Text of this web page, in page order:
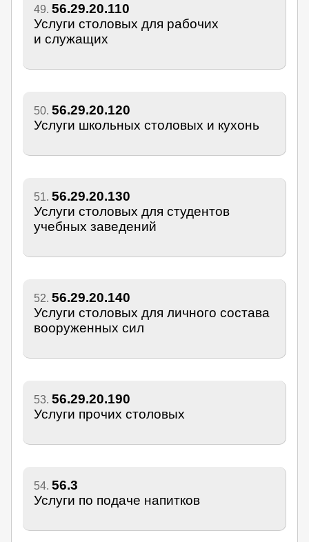
49. 56.29.20.110
Услуги столовых для рабочих
и служащих
50. 56.29.20.120
Услуги школьных столовых и кухонь
51. 56.29.20.130
Услуги столовых для студентов
учебных заведений
52. 56.29.20.140
Услуги столовых для личного состава
вооруженных сил
53. 56.29.20.190
Услуги прочих столовых
54. 56.3
Услуги по подаче напитков